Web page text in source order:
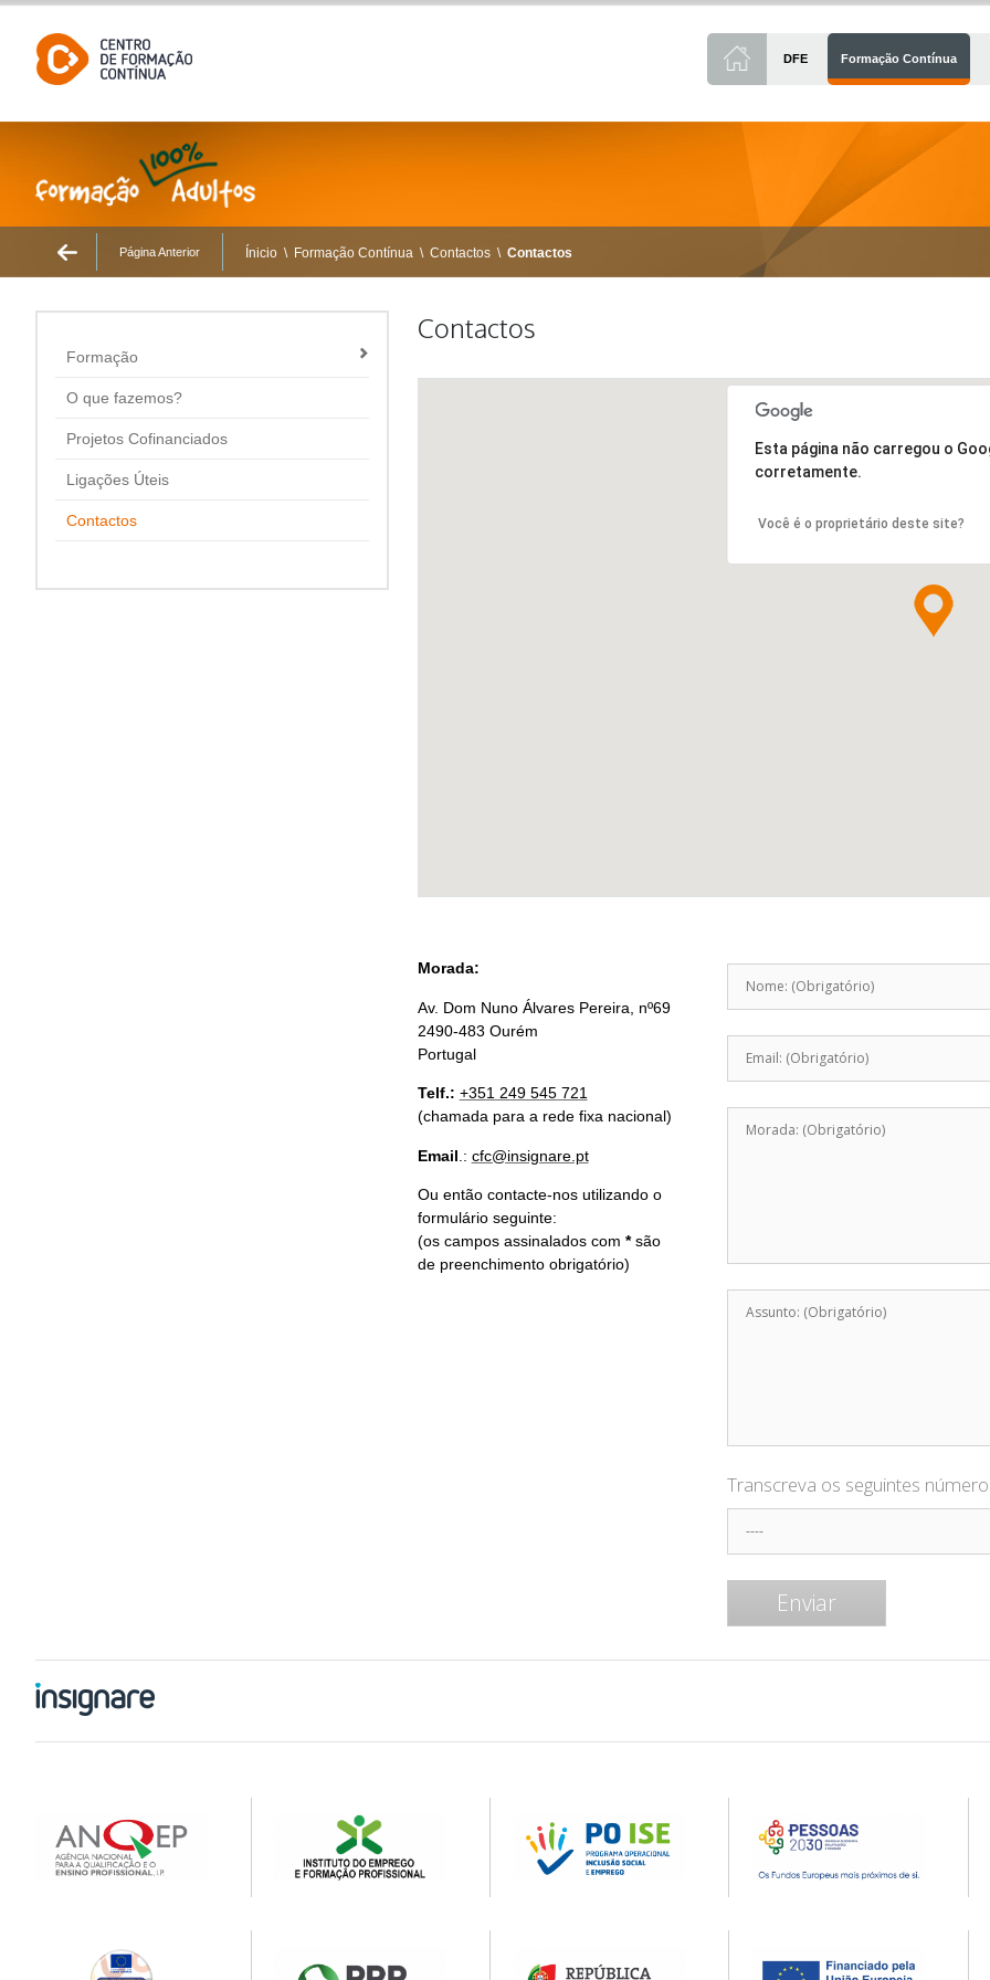
DFE Formação Contínua
Página Anterior Ínicio \ Formação Contínua \ Contactos \ Contactos
Formação
O que fazemos?
Projetos Cofinanciados
Ligações Úteis
Contactos
Contactos
Esta página não carregou o
corretamente.
Você é o proprietário deste site?
Morada:
Av. Dom Nuno Álvares Pereira, nº69
2490-483 Ourém
Portugal
Telf.: +351 249 545 721
(chamada para a rede fixa nacional)
Email .: cfc@insignare.pt
Ou então contacte-nos utilizando o
formulário seguinte:
(os campos assinalados com *são
de preenchimento obrigatório)
Transcreva os seguintes